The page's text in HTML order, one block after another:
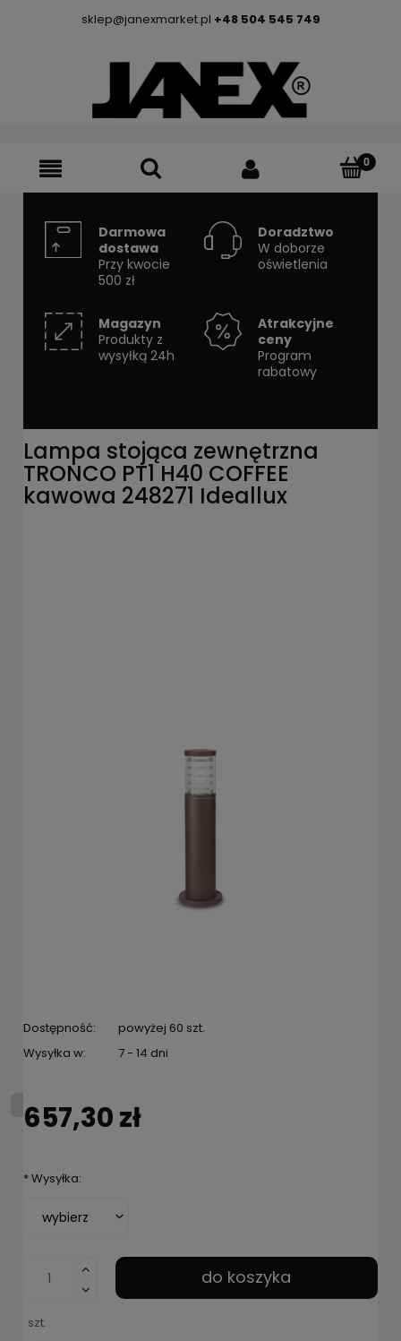
sklep@janexmarket.pl +48 504 545 749
Darmowa
dostawa
Przy kwocie
500 zł
Doradztwo
W doborze
oświetlenia
Magazyn
Produkty z
wysyłką 24h
Atrakcyjne
ceny
Program
rabatowy
Lampa stojąca zewnętrzna
TRONCO PT1 H40 COFFEE
kawowa 248271 Ideallux
Dostępność:
powyżej 60 szt.
Wysyłka w:
7 - 14 dni
657,30 zł
*Wysyłka:
szt.
do koszyka